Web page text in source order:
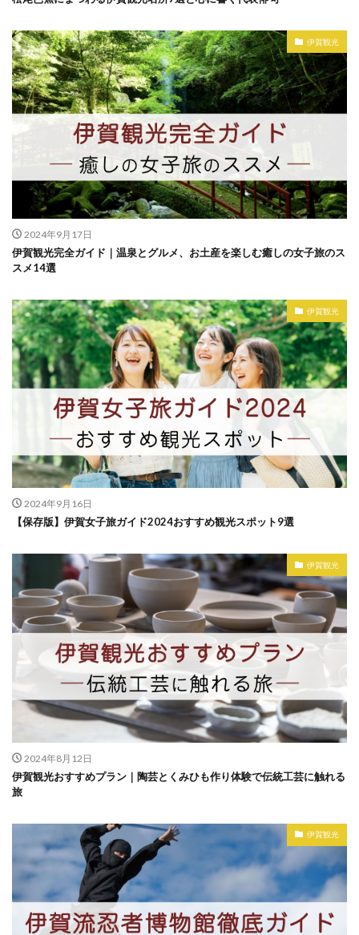
伊賀観光
2024年9月17日
伊賀観光完全ガイド｜温泉とグルメ、お土産を楽しむ癒しの女子旅のス
スメ14選
伊賀観光
2024年9月16日
【保存版】伊賀女子旅ガイド2024おすすめ観光スポット9選
伊賀観光
2024年8月12日
伊賀観光おすすめプラン｜陶芸とくみひも作り体験で伝統工芸に触れる
旅
伊賀観光